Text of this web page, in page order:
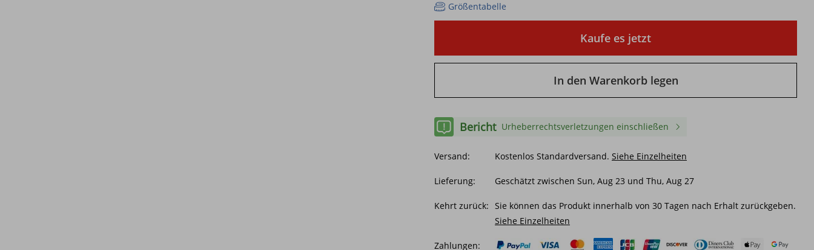
Größentabelle
Kaufe es jetzt
In den Warenkorb legen
Bericht Urheberrechtsverletzungen einschließen
Versand: Kostenlos Standardversand. Siehe Einzelheiten
Lieferung: Geschätzt zwischen Sun, Aug 23 und Thu, Aug 27
Kehrt zurück: Sie können das Produkt innerhalb von 30 Tagen nach Erhalt zurückgeben.
Siehe Einzelheiten
Zahlungen: